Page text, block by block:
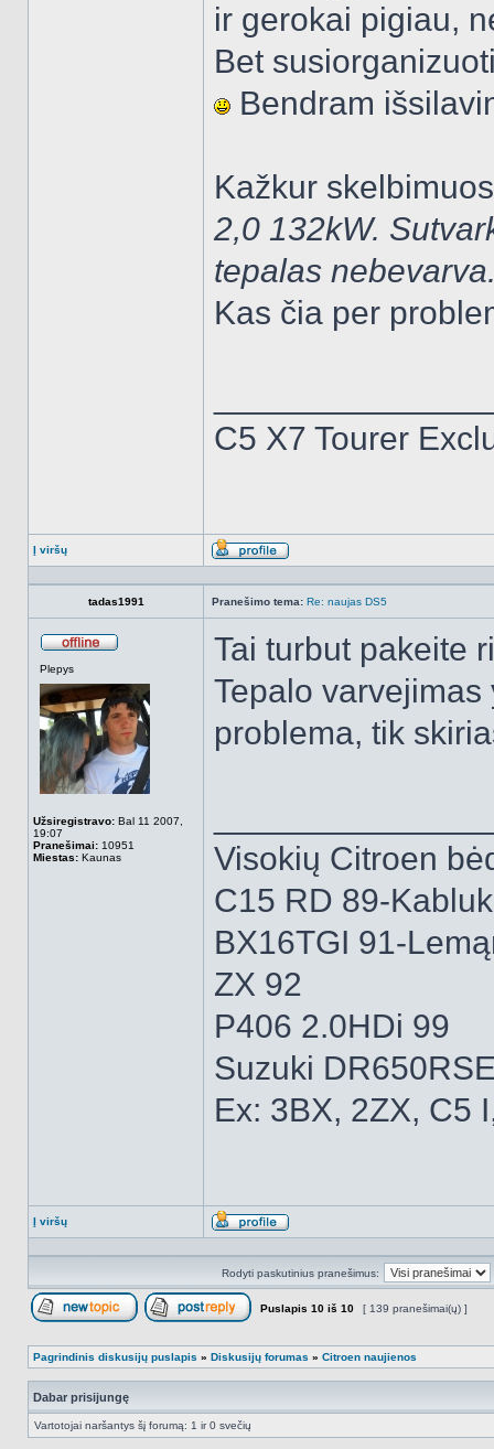
ir gerokai pigiau,
Bet
Bendram
Kažkur
2,0 132kW.
tepalas
Kas čia per
C5 X7 Tourer
Į viršų
Aprašymas
tadas1991 Pranešimo tema: Re: naujas DS5
Plepys
Užsiregistravo: Bal 11 2007,
19:07
Pranešimai: 10951
Miestas: Kaunas
Tai turbut pakeite
Tepalo
problema, tik
Visokių Citroen
C15 RD 89-
BX16TGI 91-
ZX 92
P406 2.0HDi 99
Suzuki
Ex: 3BX, 2ZX, C5
Į viršų
Aprašymas
Rodyti paskutinius pranešimus:
Puslapis 10 iš 10 [ 139 pranešimai(ų) ]
Pagrindinis diskusijų puslapis » Diskusijų forumas » Citroen naujienos
Dabar prisijungę
Vartotojai naršantys šį forumą: 1 ir 0 svečių